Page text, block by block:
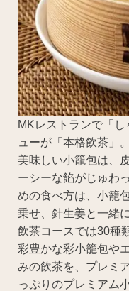
MKレストランで「
ューが「本格飲茶」。
美味しい小籠包は、
ーシーな餡がじゅわ
めの食べ方は、小籠
乗せ、針生姜と一緒
飲茶コースでは30種
彩豊かな彩小籠包や
みの飲茶を、プレミ
っぷりのプレミアム